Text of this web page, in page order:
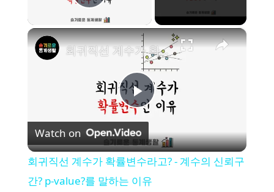
Play Video
×
P
l
a
회귀직선 계수가 확률변수라고? - 계수의 신뢰구간? p-value?를 말하는 이유
Watch on
회귀직선 계수가 확률변수라고? - 계수의 신뢰구
간? p-value?를 말하는 이유